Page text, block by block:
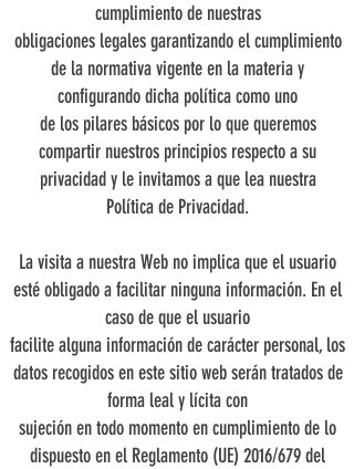
cumplimiento de nuestras
obligaciones legales garantizando el cumplimiento
de la normativa vigente en la materia y
configurando dicha política como uno
de los pilares básicos por lo que queremos
compartir nuestros principios respecto a su
privacidad y le invitamos a que lea nuestra
Política de Privacidad.
La visita a nuestra Web no implica que el usuario
esté obligado a facilitar ninguna información. En el
caso de que el usuario
facilite alguna información de carácter personal, los
datos recogidos en este sitio web serán tratados de
forma leal y lícita con
sujeción en todo momento en cumplimiento de lo
dispuesto en el Reglamento (UE) 2016/679 del